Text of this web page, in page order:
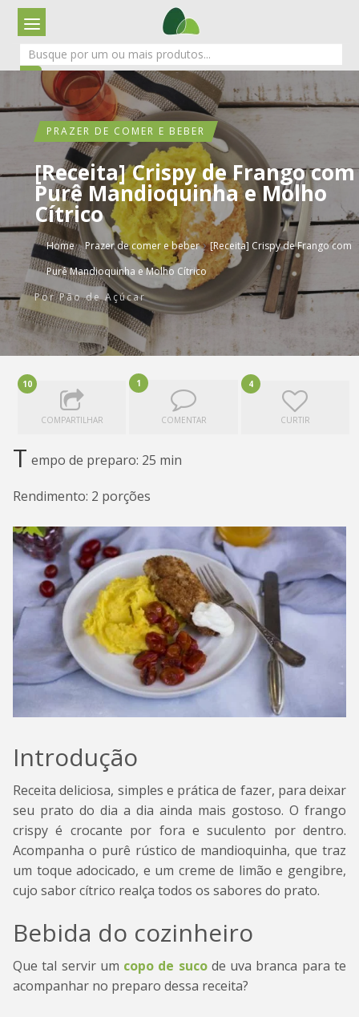
PRAZER DE COMER E BEBER
[Receita] Crispy de Frango com
Purê Mandioquinha e Molho
Cítrico
Home › Prazer de comer e beber › [Receita] Crispy de Frango com
Purê Mandioquinha e Molho Cítrico
PorPão de Açúcar
10
COMPARTILHAR
1
COMENTAR
4
CURTIR
T empo de preparo: 25 min
Rendimento: 2 porções
Introdução
Receita deliciosa, simples e prática de fazer, para deixar
seu prato do dia a dia ainda mais gostoso. O frango
crispy é crocante por fora e suculento por dentro.
Acompanha o purê rústico de mandioquinha, que traz
um toque adocicado, e um creme de limão e gengibre,
cujo sabor cítrico realça todos os sabores do prato.
Bebida do cozinheiro
Que tal servir um copo de sucode uva branca para te
acompanhar no preparo dessa receita?